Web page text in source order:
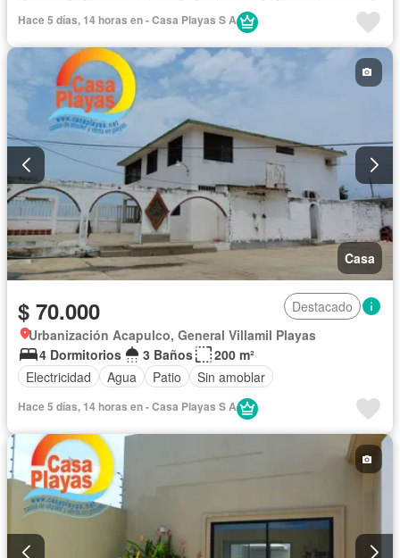
Electricidad
Estacionamiento
Internet Seguridad
Completamente amoblado
Hace 5 días, 14 horas en - Casa Playas S A
Casa
$ 70.000
Destacado
Urbanización Acapulco, General Villamil Playas
4 Dormitorios
3 Baños
200 m²
Electricidad
Agua Patio Sin amoblar
Hace 5 días, 14 horas en - Casa Playas S A